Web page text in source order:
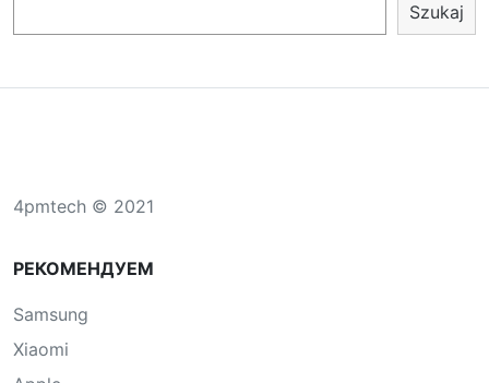
Szukaj
4pmtech © 2021
РЕКОМЕНДУЕМ
Samsung
Xiaomi